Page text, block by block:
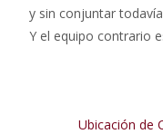
y sin conjuntar
Y el equipo contrario
Ubicación de